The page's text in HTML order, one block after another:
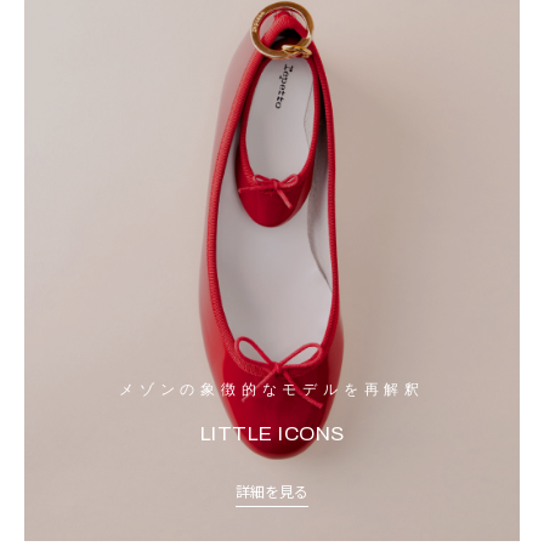
メゾンの象徴的なモデルを再解釈
LITTLE ICONS
詳細を見る